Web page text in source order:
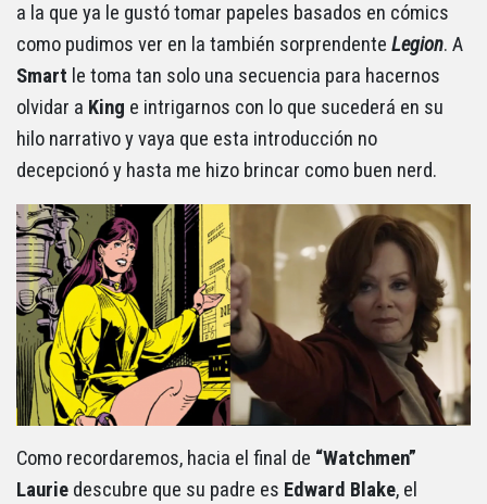
a la que ya le gustó tomar papeles basados en cómics
como pudimos ver en la también sorprendente Legion. A
Smart le toma tan solo una secuencia para hacernos
olvidar a King e intrigarnos con lo que sucederá en su
hilo narrativo y vaya que esta introducción no
decepcionó y hasta me hizo brincar como buen nerd.
Como recordaremos, hacia el final de “Watchmen”
Laurie descubre que su padre es Edward Blake, el